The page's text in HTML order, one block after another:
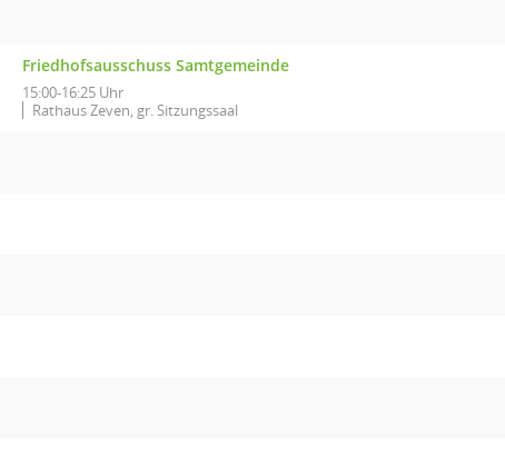
Friedhofsausschuss Samtgemeinde
15:00-16:25 Uhr
Rathaus Zeven, gr. Sitzungssaal